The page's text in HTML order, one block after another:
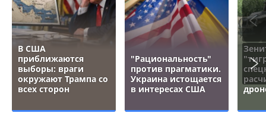
В США
приближаются
выборы: враги
окружают Трампа со
всех сторон
"Рациональность"
против прагматики.
Украина истощается
в интересах США